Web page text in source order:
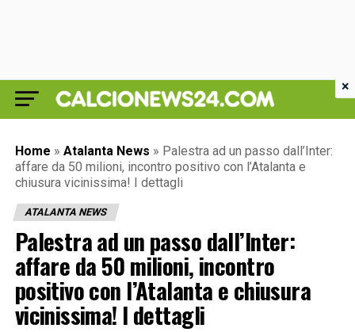
Home » Atalanta News » Palestra ad un passo dall’Inter:
affare da 50 milioni, incontro positivo con l’Atalanta e
chiusura vicinissima! I dettagli
ATALANTA NEWS
Palestra ad un passo dall’Inter:
affare da 50 milioni, incontro
positivo con l’Atalanta e chiusura
vicinissima! I dettagli
×